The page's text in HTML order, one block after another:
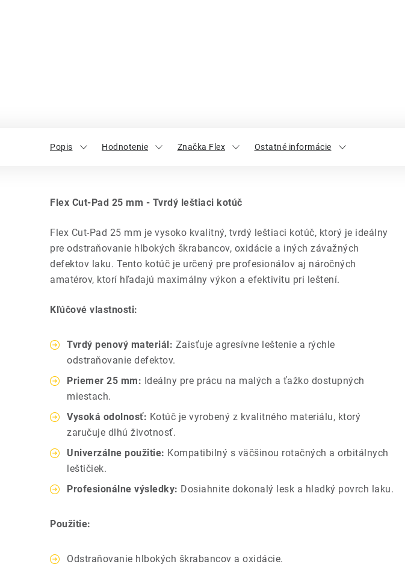
Popis Hodnotenie Značka Flex Ostatné informácie
Flex Cut-Pad 25 mm - Tvrdý leštiaci kotúč
Flex Cut-Pad 25 mm je vysoko kvalitný, tvrdý leštiaci kotúč, ktorý je ideálny
pre odstraňovanie hlbokých škrabancov, oxidácie a iných závažných
defektov laku. Tento kotúč je určený pre profesionálov aj náročných
amatérov, ktorí hľadajú maximálny výkon a efektivitu pri leštení.
Kľúčové vlastnosti:
Tvrdý penový materiál: Zaisťuje agresívne leštenie a rýchle
odstraňovanie defektov.
Priemer 25 mm: Ideálny pre prácu na malých a ťažko dostupných
miestach.
Vysoká odolnosť: Kotúč je vyrobený z kvalitného materiálu, ktorý
zaručuje dlhú životnosť.
Univerzálne použitie: Kompatibilný s väčšinou rotačných a orbitálnych
leštičiek.
Profesionálne výsledky: Dosiahnite dokonalý lesk a hladký povrch laku.
Použitie:
Odstraňovanie hlbokých škrabancov a oxidácie.